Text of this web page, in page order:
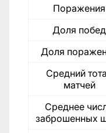
Поражения
Доля побед
Доля
Средний
матчей
Среднее
заброшенных